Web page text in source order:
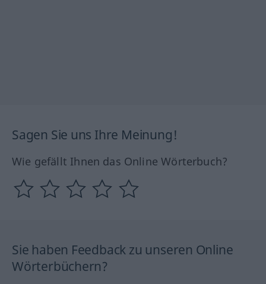
Sagen Sie uns Ihre Meinung!
Wie gefällt Ihnen das Online Wörterbuch?
Sie haben Feedback zu unseren Online
Wörterbüchern?